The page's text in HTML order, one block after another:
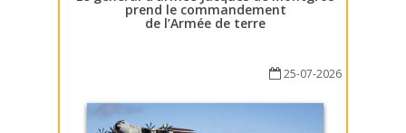
prend le commandement
de l’Armée de terre
25-07-2026